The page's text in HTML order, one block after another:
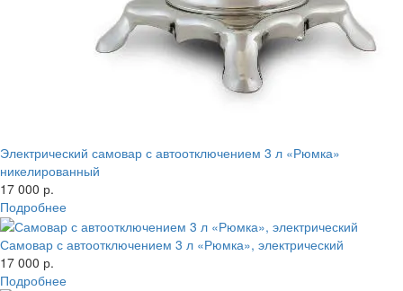
Электрический самовар с автоотключением 3 л «Рюмка»
никелированный
17 000 р.
Подробнее
Самовар с автоотключением 3 л «Рюмка», электрический
17 000 р.
Подробнее